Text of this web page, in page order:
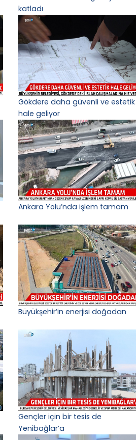
katladı
Gökdere daha güvenli ve estetik
hale geliyor
Ankara Yolu’nda işlem tamam
Büyükşehir’in enerjisi doğadan
Gençler için bir tesis de
Yenibağlar’a